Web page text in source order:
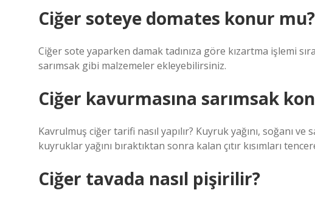
Ciğer soteye domates konur mu?
Ciğer sote yaparken damak tadınıza göre kızartma işlemi
sarımsak gibi malzemeler ekleyebilirsiniz.
Ciğer kavurmasına sarımsak
Kavrulmuş ciğer tarifi nasıl yapılır? Kuyruk yağını, soğanı
kuyruklar yağını bıraktıktan sonra kalan çıtır kısımları
Ciğer tavada nasıl pişirilir?